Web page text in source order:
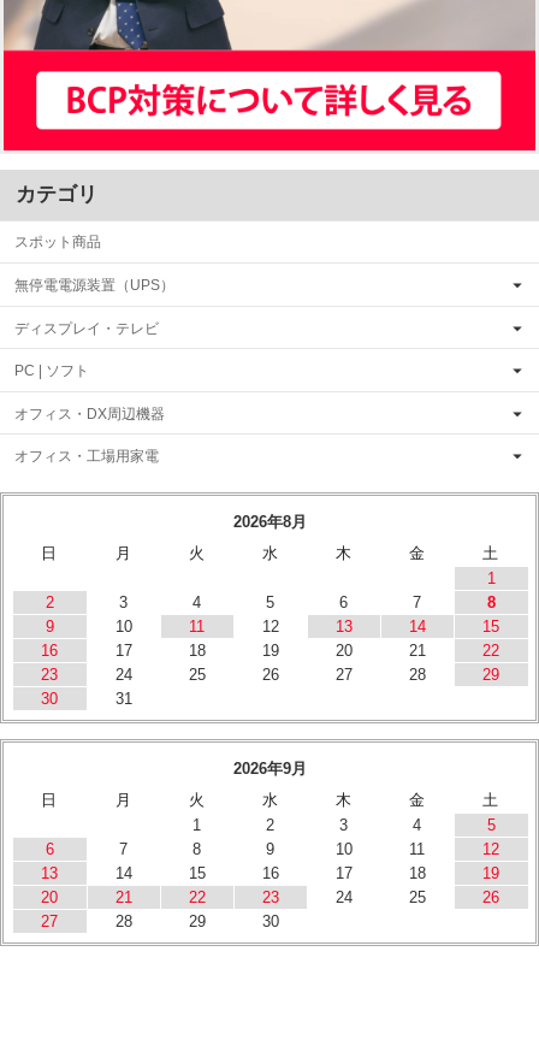
カテゴリ
スポット商品
無停電電源装置（UPS）
ディスプレイ・テレビ
PC | ソフト
オフィス・DX周辺機器
オフィス・工場用家電
2026年8月
日
月 火 水 木 金
土
1
2
3 4 5 6 7
8
9
10 11 12 13 14
15
16
17 18 19 20 21
22
23
24 25 26 27 28
29
30
31
2026年9月
日
月 火 水 木 金
土
1
2 3 4
5
6
7 8 9 10 11
12
13
14 15 16 17 18
19
20
21 22 23 24 25
26
27
28 29 30